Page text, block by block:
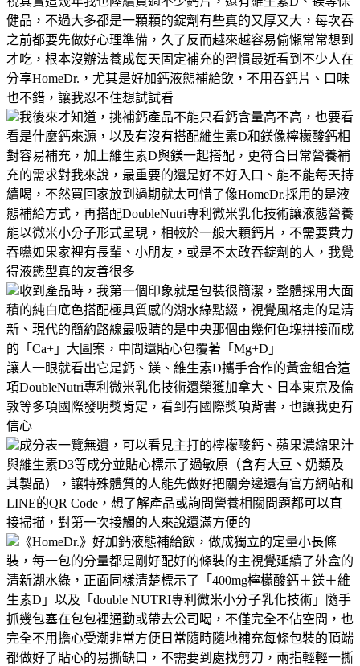
健品，不過大多都是一顆顆的錠劑有些真的又厚又大，每次吞
之前都要先做好心理準備，久了反而越來越容易偷懶常常想到
才吃，根本沒辦法養成每天固定補充的習慣最近看到不少人在
分享HomeDr.，尤其是好加鈣液態補給飲，不用吞鈣片、口味
也不錯，讓我忍不住想試試看
我後來才知道，挑補鈣產品不能只看鈣含量高不高，也要看
看是什麼鈣來源，以及有沒有搭配維生素D和鎂像檸檬酸鈣相
對容易補充，加上維生素D與鎂一起搭配，更符合日常營養補
充的需求對我來說，最重要的還是好不好入口、能不能每天持
續喝，不然買回家放到過期就太可惜了像HomeDr.採用的是液
態補給方式，再搭配DoubleNutri專利微米乳化技術讓液態營養
能以微米小分子形式呈現，相較於一般大顆鈣片，不需要費力
吞嚥如果家裡有長輩、小朋友，或是不太敢吞錠劑的人，我覺
得液態型真的友善很多
收到產品時，我第一個印象就是包裝很簡潔，整體採用大面
積的純白底色搭配極具質感的湖水綠點綴，視覺風格走的是清
新、現代的簡約路線最吸睛的是中央那個由幾何色塊拼接而成
的「Ca+」大圖案，中間還貼心包覆著「Mg+D」
讓人一眼就看出它是鈣、鎂、維生素D攜手合作的黃金組合這
項DoubleNutri專利微米乳化技術還榮獲加拿大、日本東京及倫
敦等多項國際發明獎肯定，看到有國際獎項背書，也讓我更有
信心
成分表一覽無遺，可以看見主打的檸檬酸鈣、蘋果濃縮果汁
與維生素D3等成分並貼心標示了過敏原（含有大豆、奶類及
其製品），讓特殊體質的人能先做好把關旁邊還有官方網站和
LINE的QR Code，想了解產品或詢問營養相關問題都可以直
接掃描，對第一次接觸的人來說還滿方便的
《HomeDr.》好加鈣液態補給飲，做成獨立的定量小長條
裝，每一包的分量都是剛好配好的條裝的主視覺延續了外盒的
清新湖水綠，正面同樣清楚標示了「400mg檸檬酸鈣＋鎂＋維
生素D」以及「double NUTRI專利微米小分子乳化技術」隨手
抓幾包塞在包包裡通勤或帶去公司喝，不僅完全不佔空間，也
完全不用擔心受潮非常方便日常隨時隨地補充每條包裝的頂端
都做好了貼心的易撕缺口，不需要到處找剪刀，兩指輕輕一撕